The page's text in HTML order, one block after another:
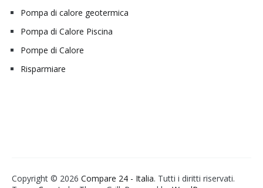
Pompa di calore geotermica
Pompa di Calore Piscina
Pompe di Calore
Risparmiare
Copyright © 2026 Compare 24 - Italia. Tutti i diritti riservati.